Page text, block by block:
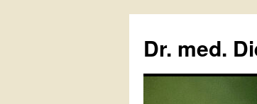
springen
Dr. med.